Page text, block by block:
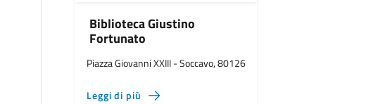
Biblioteca Giustino
Fortunato
Piazza Giovanni XXIII - Soccavo, 80126
Leggi di più